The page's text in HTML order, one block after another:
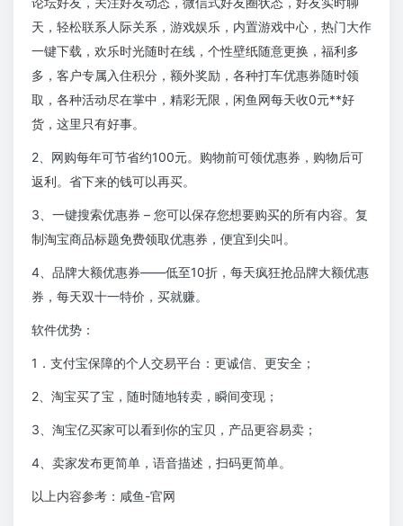
天，轻松联系人际关系，游戏娱乐，内置游戏中心，热门大作
一键下载，欢乐时光随时在线，个性壁纸随意更换，福利多
多，客户专属入住积分，额外奖励，各种打车优惠券随时领
取，各种活动尽在掌中，精彩无限，闲鱼网每天收0元**好
货，这里只有好事。
2、网购每年可节省约100元。购物前可领优惠券，购物后可
返利。省下来的钱可以再买。
3、一键搜索优惠券 – 您可以保存您想要购买的所有内容。复
制淘宝商品标题免费领取优惠券，便宜到尖叫。
4、品牌大额优惠券——低至10折，每天疯狂抢品牌大额优惠
券，每天双十一特价，买就赚。
软件优势：
1．支付宝保障的个人交易平台：更诚信、更安全；
2、淘宝买了宝，随时随地转卖，瞬间变现；
3、淘宝亿买家可以看到你的宝贝，产品更容易卖；
4、卖家发布更简单，语音描述，扫码更简单。
以上内容参考：咸鱼-官网